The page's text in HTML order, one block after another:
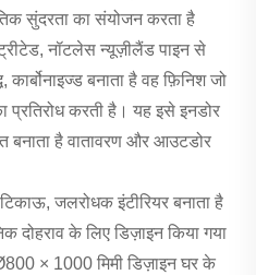
सुंदरता का संयोजन करता है
ट्रीटेड, नॉटलेस न्यूज़ीलैंड पाइन से
बनाता है वह फ़िनिश जो
प्रतिरोध करती है। यह इसे इनडोर
बनाता है वातावरण और आउटडोर
जलरोधक इंटीरियर बनाता है
के लिए डिज़ाइन किया गया
× 1000 मिमी डिज़ाइन घर के